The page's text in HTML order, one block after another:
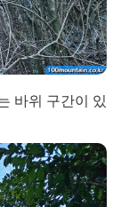
바위 구간이 있